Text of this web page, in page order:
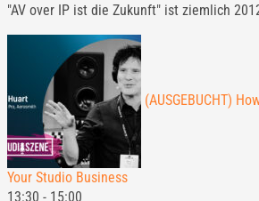
"AV over IP ist die Zukunft" ist ziemlich
(AUSGEBUCHT)
Your Studio Business
13:30 - 15:00